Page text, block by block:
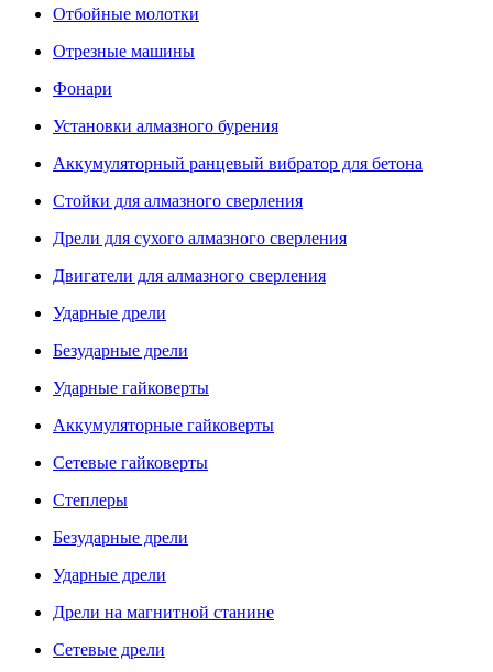
Отбойные молотки
Отрезные машины
Фонари
Установки алмазного бурения
Аккумуляторный ранцевый вибратор для бетона
Стойки для алмазного сверления
Дрели для сухого алмазного сверления
Двигатели для алмазного сверления
Ударные дрели
Безударные дрели
Ударные гайковерты
Аккумуляторные гайковерты
Сетевые гайковерты
Степлеры
Безударные дрели
Ударные дрели
Дрели на магнитной станине
Сетевые дрели